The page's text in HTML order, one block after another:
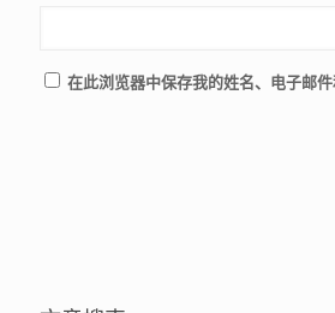
在此浏览器中保存我的姓名、电子邮件